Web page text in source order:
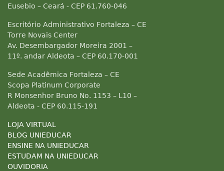
Eusebio – Ceará - CEP 61.760-046
Escritório Administrativo Fortaleza – CE
Torre Novais Center
Av. Desembargador Moreira 2001 –
11º. andar Aldeota – CEP 60.170-001
Sede Acadêmica Fortaleza – CE
Scopa Platinum Corporate
R Monsenhor Bruno No. 1153 – L10 –
Aldeota - CEP 60.115-191
LOJA VIRTUAL
BLOG UNIEDUCAR
ENSINE NA UNIEDUCAR
ESTUDAM NA UNIEDUCAR
OUVIDORIA